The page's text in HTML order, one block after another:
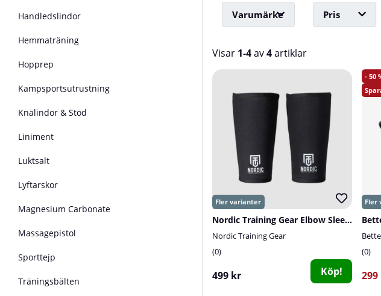
Handledslindor
Hemmaträning
Hopprep
Kampsportsutrustning
Knälindor & Stöd
Liniment
Luktsalt
Lyftarskor
Magnesium Carbonate
Massagepistol
Sporttejp
Träningsbälten
Varumärke Pris
Visar 1-4av4artiklar
Produkter
Nordic Training Gear Elbow Sleeves, 5-7 mm
Nordic Training Gear
0
499 kr Köp!
50
0